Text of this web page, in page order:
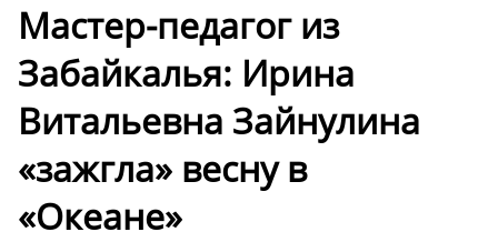
Мастер-педагог из
Забайкалья: Ирина
Витальевна Зайнулина
«зажгла» весну в
«Океане»